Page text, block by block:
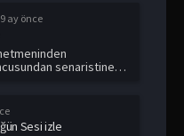
9 ay önce
senaristine
Sesi izle